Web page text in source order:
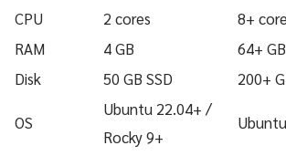
CPU
2 cores
8+
RAM
4 GB
64+ GB
Disk
50 GB SSD 200+
OS
Ubuntu 22.04+ /
Rocky 9+